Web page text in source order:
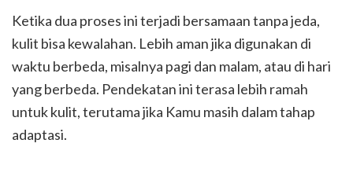
Ketika dua proses ini terjadi bersamaan tanpa jeda,
kulit bisa kewalahan. Lebih aman jika digunakan di
waktu berbeda, misalnya pagi dan malam, atau di hari
yang berbeda. Pendekatan ini terasa lebih ramah
untuk kulit, terutama jika Kamu masih dalam tahap
adaptasi.